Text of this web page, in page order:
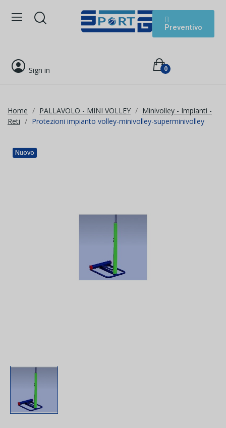
Preventivo
Sign in 0
Home PALLAVOLO - MINI VOLLEY
Minivolley - Impianti -
Reti
Protezioni impianto volley-minivolley-superminivolley
Nuovo